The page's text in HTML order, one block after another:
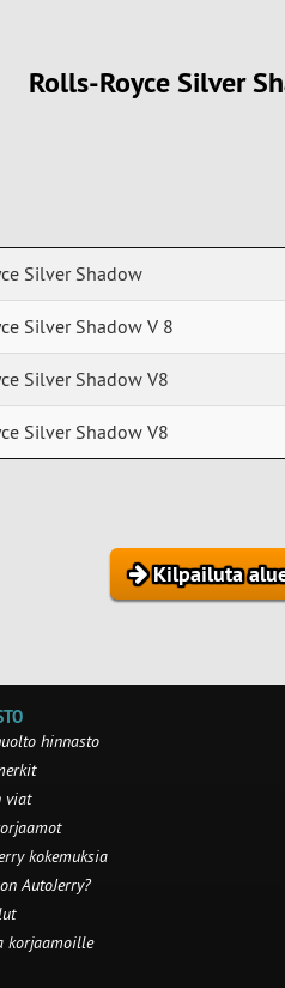
Rolls-Royce Silver
Silver Shadow
Silver Shadow V 8
Silver Shadow V8
Silver Shadow V8
Kilpailuta
hinnasto
viat
kokemuksia
AutoJerry?
korjaamoille